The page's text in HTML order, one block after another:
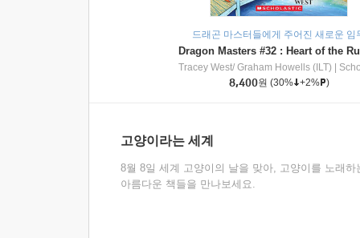
드래곤 마스터들에게 주어진 새로운 임
Tracey West/ Graham Howells (ILT)
8,400원 (30% +2% )
고양이라는 세계
8월 8일 세계 고양이의 날을 맞아, 고양이를 노래하
아름다운 책들을 만나보세요.